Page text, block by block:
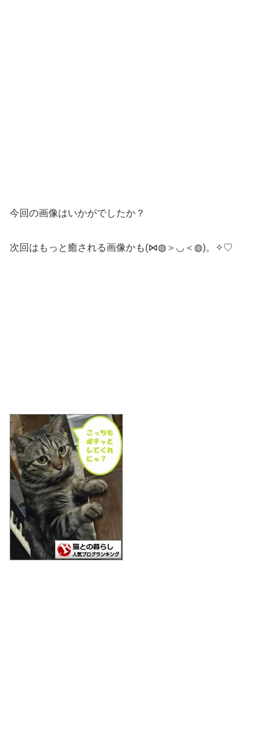
今回の画像はいかがでしたか？
次回はもっと癒される画像かも(⋈◍＞◡＜◍)。✧♡